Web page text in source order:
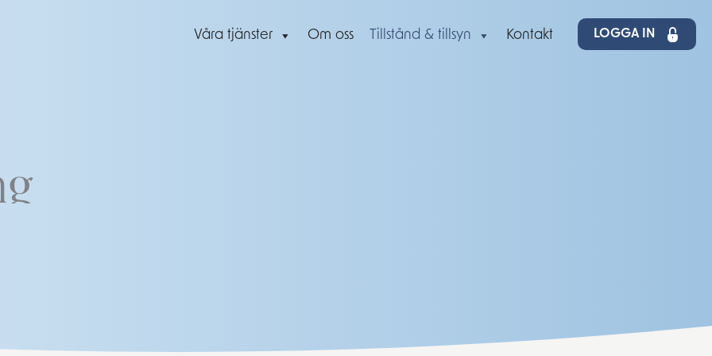
Våra tjänster Om oss Tillstånd & tillsyn Kontakt LOGGA IN